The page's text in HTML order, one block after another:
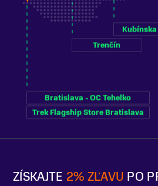
ZÍSKAJTE 2% ZĽAVU PO
Bratislava - OC Tehelko
Trek Flagship Store Bratislava
Trenčín